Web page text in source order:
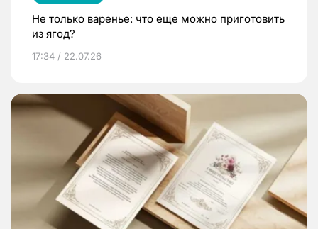
Не только варенье: что еще можно приготовить
из ягод?
17:34 / 22.07.26